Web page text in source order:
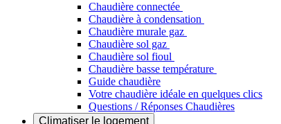
Chaudière connectée
Chaudière à condensation
Chaudière murale gaz
Chaudière sol gaz
Chaudière sol fioul
Chaudière basse température
Guide chaudière
Votre chaudière idéale en quelques clics
Questions / Réponses Chaudières
Climatiser le logement